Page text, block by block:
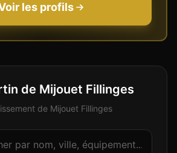
les profils
de Mijouet Fillinges
de Mijouet Fillinges